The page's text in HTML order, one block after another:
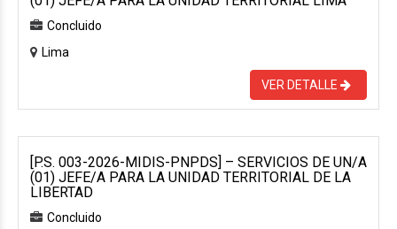
Concluido
Lima
VER DETALLE
[P.S. 003-2026-MIDIS-PNPDS] – SERVICIOS DE UN/A
(01) JEFE/A PARA LA UNIDAD TERRITORIAL DE LA
LIBERTAD
Concluido